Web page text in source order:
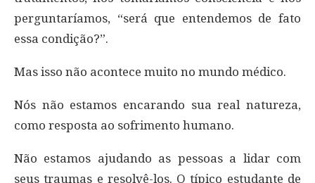
perguntaríamos, “será que entendemos de fato
essa condição?”.
Mas isso não acontece muito no mundo médico.
Nós não estamos encarando sua real natureza,
como resposta ao sofrimento humano.
Não estamos ajudando as pessoas a lidar com
seus traumas e resolvê-los. O típico estudante de